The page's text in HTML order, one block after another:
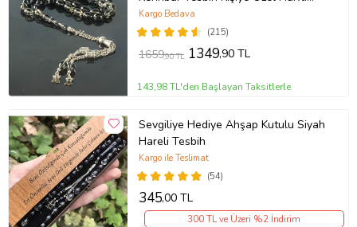
Ahşap Kutulu Sertifikalı Tespih
(Siyah)
(215)
Kargo Bedava
1659,90 TL 1349,90 TL
143,98 TL'den Başlayan Taksitlerle
Sevgiliye Hediye Ahşap Kutulu Siyah
Hareli Tesbih
(54)
Kargo ile Teslimat
345,00 TL
300 TL ve Üzeri %2 İndirim